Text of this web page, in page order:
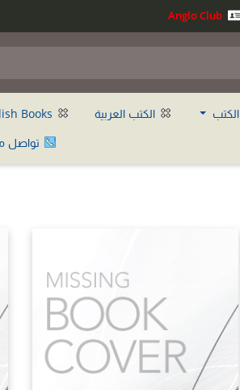
الكتب الكتب العربية
تواصل